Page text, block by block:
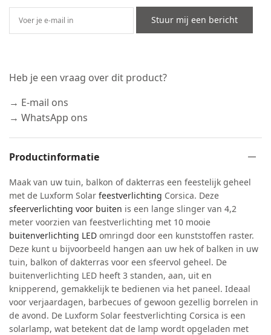
Stuur mij een bericht
Heb je een vraag over dit product?
→ E-mail ons
→ WhatsApp ons
Productinformatie
Maak van uw tuin, balkon of dakterras een feestelijk geheel
met de Luxform Solarfeestverlichting Corsica. Deze
sfeerverlichting voor buiten is een lange slinger van 4,2
meter voorzien van feestverlichting met 10 mooie
buitenverlichting LED omringd door een kunststoffen raster.
Deze kunt u bijvoorbeeld hangen aan uw hek of balken in uw
tuin, balkon of dakterras voor een sfeervol geheel. De
buitenverlichting LED heeft 3 standen, aan, uit en
knipperend, gemakkelijk te bedienen via het paneel. Ideaal
voor verjaardagen, barbecues of gewoon gezellig borrelen in
de avond. De Luxform Solar feestverlichting Corsica is een
solarlamp, wat betekent dat de lamp wordt opgeladen met